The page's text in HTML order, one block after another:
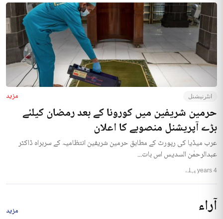
انٹرنیشنل مزید
حرمین شریفین میں کورونا کے بعد رمضان کیلئے
بڑے آپریشنل منصوبے کا اعلان
عرب میڈیا کی رپورٹ کے مطابق حرمین شریفین انتظامیہ کے سربراہ ڈاکٹر
عبدالرحمٰن السدیس اس بات...
4 years پہلے
آراء مزید